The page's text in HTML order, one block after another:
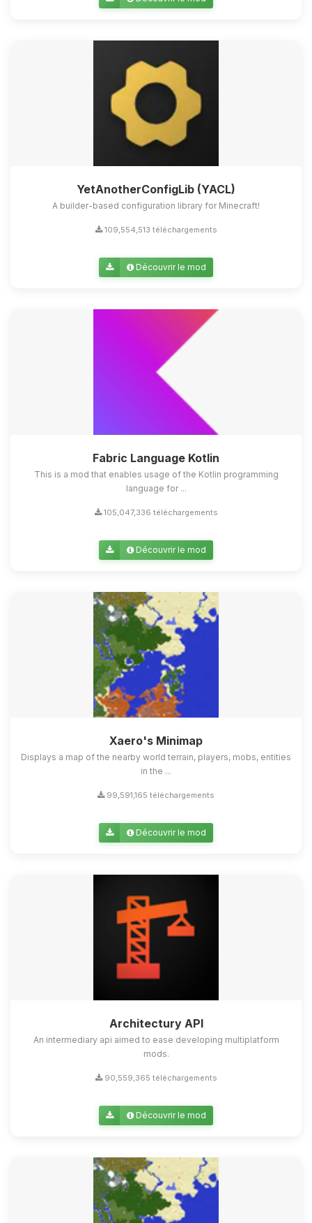
YetAnotherConfigLib (YACL)
A builder-based configuration library for Minecraft!
109,554,513 téléchargements
Découvrir le mod
Fabric Language Kotlin
This is a mod that enables usage of the Kotlin programming
language for ...
105,047,336 téléchargements
Découvrir le mod
Xaero's Minimap
Displays a map of the nearby world terrain, players, mobs, entities
in the ...
99,591,165 téléchargements
Découvrir le mod
Architectury API
An intermediary api aimed to ease developing multiplatform
mods.
90,559,365 téléchargements
Découvrir le mod
Youpi, enfin quelqu’un pour me
parler ! Moi c’est Choupy, ton petit
assistant BoxToPlay. Dis-moi ce dont
tu as besoin et je vais remuer mes
petits circuits pour t’aider.
08/08/2026 à 01:22